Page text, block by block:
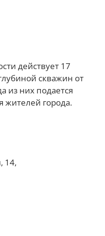
действует 17
скважин от
из них подается
жителей города.
14,